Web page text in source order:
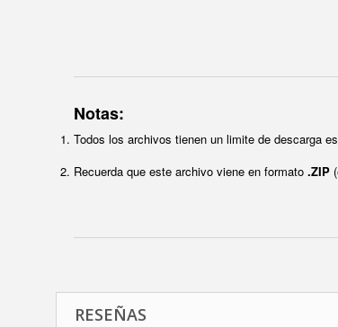
Notas:
Todos los archivos tienen un limite de descarga
Recuerda que este archivo viene en formato .ZIP
RESEÑAS